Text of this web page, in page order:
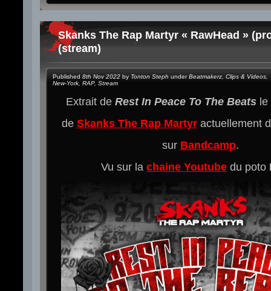
Skanks The Rap Martyr « RawHead »
(stream)
Published 8th Nov 2022 by Tonton Steph underBeatmakerz Clips & Videos
New-York RAP, Stream
Extrait de Rest In Peace To The Beats le
de Skanks The Rap Martyractuellement
sur Bandcamp.
Vu sur la chaine Youtube du poto